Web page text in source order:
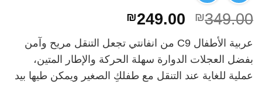
₪349.00
السعر
الأصلي
هو:
₪349.00.
₪249.00 السعر
الحالي
هو:
₪249.00.
عربية الأطفال C9 من انفانتي تجعل التنقل مريح وآمن
بفضل العجلات الدوارة سهلة الحركة والإطار المتين،
عملية للغاية عند التنقل مع طفلكِ الصغير ويمكن طيها بيد